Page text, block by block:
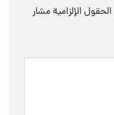
الحقول الإلزامية مشار